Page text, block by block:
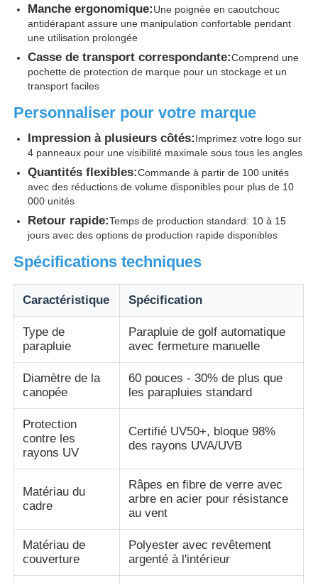
Parapluies résistantes aux UV
Parapluies pour enfants
parapluies de plage
Parapluies créatifs
Manche ergonomique:Une poignée en caoutchouc
antidérapant assure une manipulation confortable pendant
une utilisation prolongée
Casse de transport correspondante:Comprend une
pochette de protection de marque pour un stockage et un
transport faciles
Personnaliser pour votre marque
Impression à plusieurs côtés:Imprimez votre logo sur
4 panneaux pour une visibilité maximale sous tous les angles
Quantités flexibles:Commande à partir de 100 unités
avec des réductions de volume disponibles pour plus de 10
000 unités
Retour rapide:Temps de production standard: 10 à 15
jours avec des options de production rapide disponibles
Spécifications techniques
Caractéristique Spécification
Type de
parapluie
Parapluie de golf automatique
avec fermeture manuelle
Diamètre de la
canopée
60 pouces - 30% de plus que
les parapluies standard
Protection
contre les
rayons UV
Certifié UV50+, bloque 98%
des rayons UVA/UVB
Matériau du
cadre
Râpes en fibre de verre avec
arbre en acier pour résistance
au vent
Matériau de
couverture
Polyester avec revêtement
argenté à l'intérieur